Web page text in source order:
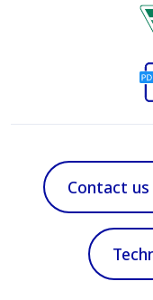
Contact